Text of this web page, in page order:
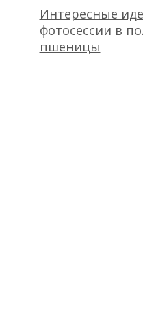
Интересные
фотосессии в
пшеницы